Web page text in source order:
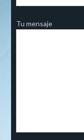
Tu mensaje